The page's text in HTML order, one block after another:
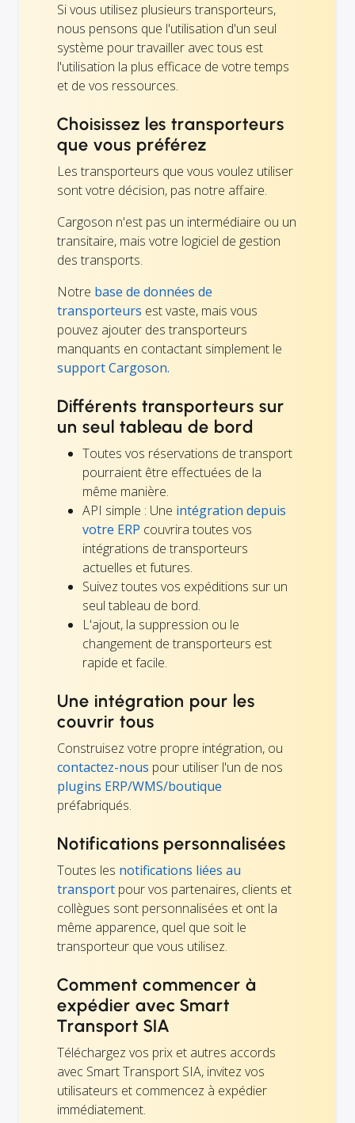
Si vous utilisez plusieurs transporteurs,
nous pensons que l'utilisation d'un seul
système pour travailler avec tous est
l'utilisation la plus efficace de votre temps
et de vos ressources.
Choisissez les transporteurs
que vous préférez
Les transporteurs que vous voulez utiliser
sont votre décision, pas notre affaire.
Cargoson n'est pas un intermédiaire ou un
transitaire, mais votre logiciel de gestion
des transports.
Notre base de données de
transporteurs est vaste, mais vous
pouvez ajouter des transporteurs
manquants en contactant simplement le
support Cargoson.
Différents transporteurs sur
un seul tableau de bord
Toutes vos réservations de transport
pourraient être effectuées de la
même manière.
API simple : Une intégration depuis
votre ERP couvrira toutes vos
intégrations de transporteurs
actuelles et futures.
Suivez toutes vos expéditions sur un
seul tableau de bord.
L'ajout, la suppression ou le
changement de transporteurs est
rapide et facile.
Une intégration pour les
couvrir tous
Construisez votre propre intégration, ou
contactez-nous pour utiliser l'un de nos
plugins ERP/WMS/boutique
préfabriqués.
Notifications personnalisées
Toutes les notifications liées au
transport pour vos partenaires, clients et
collègues sont personnalisées et ont la
même apparence, quel que soit le
transporteur que vous utilisez.
Comment commencer à
expédier avec Smart
Transport SIA
Téléchargez vos prix et autres accords
avec Smart Transport SIA, invitez vos
utilisateurs et commencez à expédier
immédiatement.